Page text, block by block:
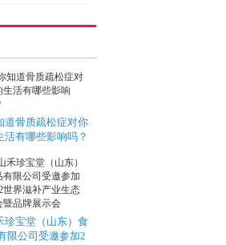
道骨质疏松症对你
活有哪些影响吗？
珍宝堂（山东）食
限公司受邀参加2